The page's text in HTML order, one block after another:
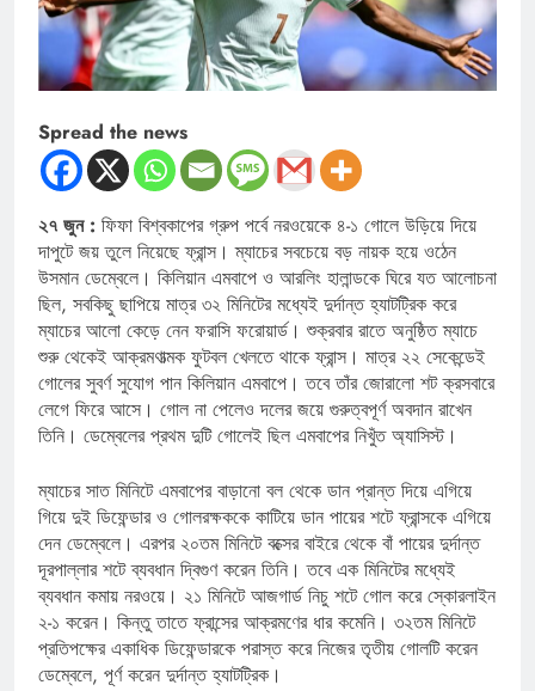
Spread the news
২৭ জুন : ফিফা বিশ্বকাপের গ্রুপ পর্বে নরওয়েকে ৪-১ গোলে উড়িয়ে দিয়ে
দাপুটে জয় তুলে নিয়েছে ফ্রান্স। ম্যাচের সবচেয়ে বড় নায়ক হয়ে ওঠেন
উসমান ডেম্বেলে। কিলিয়ান এমবাপে ও আরলিং হালান্ডকে ঘিরে যত আলোচনা
ছিল, সবকিছু ছাপিয়ে মাত্র ৩২ মিনিটের মধ্যেই দুর্দান্ত হ্যাটট্রিক করে
ম্যাচের আলো কেড়ে নেন ফরাসি ফরোয়ার্ড। শুক্রবার রাতে অনুষ্ঠিত ম্যাচে
শুরু থেকেই আক্রমণাত্মক ফুটবল খেলতে থাকে ফ্রান্স। মাত্র ২২ সেকেন্ডেই
গোলের সুবর্ণ সুযোগ পান কিলিয়ান এমবাপে। তবে তাঁর জোরালো শট ক্রসবারে
লেগে ফিরে আসে। গোল না পেলেও দলের জয়ে গুরুত্বপূর্ণ অবদান রাখেন
তিনি। ডেম্বেলের প্রথম দুটি গোলেই ছিল এমবাপের নিখুঁত অ্যাসিস্ট।
ম্যাচের সাত মিনিটে এমবাপের বাড়ানো বল থেকে ডান প্রান্ত দিয়ে এগিয়ে
গিয়ে দুই ডিফেন্ডার ও গোলরক্ষককে কাটিয়ে ডান পায়ের শটে ফ্রান্সকে এগিয়ে
দেন ডেম্বেলে। এরপর ২০তম মিনিটে বক্সের বাইরে থেকে বাঁ পায়ের দুর্দান্ত
দূরপাল্লার শটে ব্যবধান দ্বিগুণ করেন তিনি। তবে এক মিনিটের মধ্যেই
ব্যবধান কমায় নরওয়ে। ২১ মিনিটে আজগার্ড নিচু শটে গোল করে স্কোরলাইন
২-১ করেন। কিন্তু তাতে ফ্রান্সের আক্রমণের ধার কমেনি। ৩২তম মিনিটে
প্রতিপক্ষের একাধিক ডিফেন্ডারকে পরাস্ত করে নিজের তৃতীয় গোলটি করেন
ডেম্বেলে, পূর্ণ করেন দুর্দান্ত হ্যাটট্রিক।